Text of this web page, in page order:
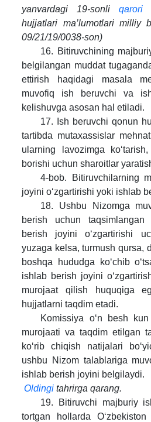
yanvardagi 19-sonliqarori
hujjatlari ma’lumotlari milliy
09/21/19/0038-son)
16. Bitiruvchining
belgilangan muddat
ettirish haqidagi masala
muvofiq ish beruvchi va
kelishuvga asosan hal etiladi.
17. Ish beruvchi qonun
tartibda mutaxassislar
ularning lavozimga
borishi uchun sharoitlar
4-bob. Bitiruvchilarning
joyini o‘zgartirishi yoki ishlab
18. Ushbu Nizomga
berish uchun taqsimlangan
berish joyini o‘zgartirishi
yuzaga kelsa, turmush qursa,
boshqa hududga ko‘chib
ishlab berish joyini
murojaat qilish huquqiga
hujjatlarni taqdim etadi.
Komissiya o‘n besh kun
murojaati va taqdim etilgan
ko‘rib chiqish natijalari
ushbu Nizom talablariga
ishlab berish joyini belgilaydi.
Oldingi tahrirga qarang.
19. Bitiruvchi majburiy
tortgan hollarda